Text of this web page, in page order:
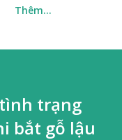
Thêm…
trạng
bắt gỗ lậu